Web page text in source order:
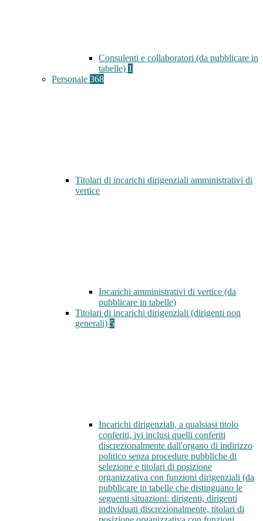
Consulenti e collaboratori (da pubblicare in
tabelle) 1
Personale 368
Titolari di incarichi dirigenziali amministrativi di
vertice
Incarichi amministrativi di vertice (da
pubblicare in tabelle)
Titolari di incarichi dirigenziali (dirigenti non
generali) 5
Incarichi dirigenziali, a qualsiasi titolo
conferiti, ivi inclusi quelli conferiti
discrezionalmente dall'organo di indirizzo
politico senza procedure pubbliche di
selezione e titolari di posizione
organizzativa con funzioni dirigenziali (da
pubblicare in tabelle che distinguano le
seguenti situazioni: dirigenti, dirigenti
individuati discrezionalmente, titolari di